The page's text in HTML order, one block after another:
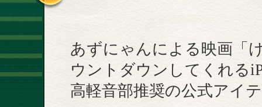
あずにゃんによる映画「
ウントダウンしてくれる
高軽音部推奨の公式アイ